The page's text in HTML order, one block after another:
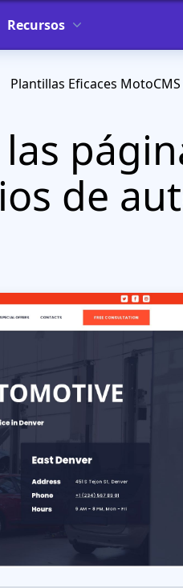
Recursos
Plantillas Eficaces
de